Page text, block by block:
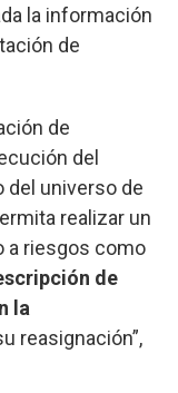
la información
de
de
del
del universo de
realizar un
a riesgos como
de
la
reasignación”,